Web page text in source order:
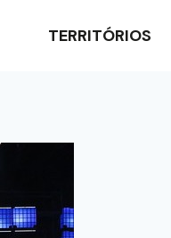
TERRITÓRIOS